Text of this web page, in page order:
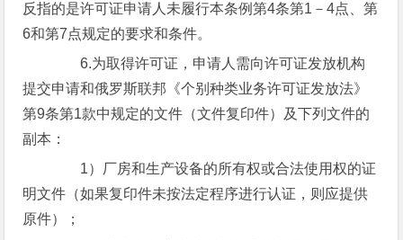
反指的是许可证申请人未履行本条例第4条第1－4点、第
6和第7点规定的要求和条件。
6.为取得许可证，申请人需向许可证发放机构
提交申请和俄罗斯联邦《个别种类业务许可证发放法》
第9条第1款中规定的文件（文件复印件）及下列文件的
副本：
1）厂房和生产设备的所有权或合法使用权的证
明文件（如果复印件未按法定程序进行认证，则应提供
原件）；